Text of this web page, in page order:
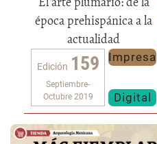
época prehispánica a la
actualidad
Edición 159
Septiembre-
Octubre 2019
Impresa
Digital